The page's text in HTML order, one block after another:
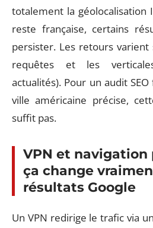
totalement la géolocalisation
reste française, certains
persister. Les retours
requêtes et les
actualités). Pour un audit
ville américaine précise,
suffit pas.
VPN et navigation
ça change
résultats Google
Un VPN redirige le trafic via